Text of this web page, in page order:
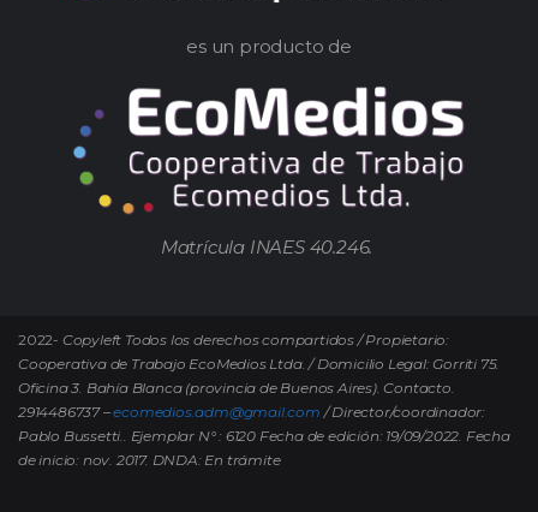
es un producto de
Matrícula INAES 40.246.
2022- Copyleft Todos los derechos compartidos / Propietario:
Cooperativa de Trabajo EcoMedios Ltda. / Domicilio Legal: Gorriti 75.
Oficina 3. Bahía Blanca (provincia de Buenos Aires). Contacto.
2914486737 –ecomedios.adm@gmail.com / Director/coordinador:
Pablo Bussetti.. Ejemplar N° : 6120 Fecha de edición: 19/09/2022. Fecha
de inicio: nov. 2017. DNDA: En trámite